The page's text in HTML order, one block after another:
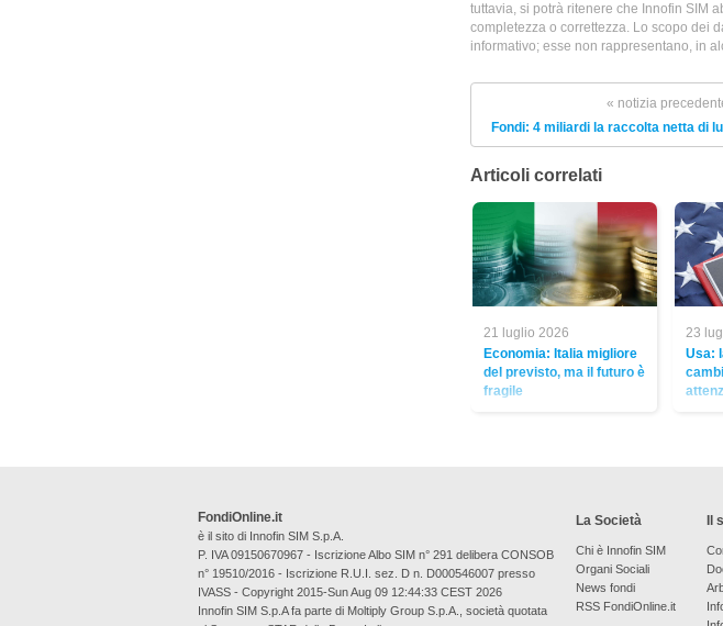
tuttavia, si potrà ritenere che Innofin SIM
completezza o correttezza. Lo scopo dei
informativo; esse non rappresentano, in
« notizia
Fondi: 4 miliardi la raccolta netta di
Articoli correlati
21 luglio 2026
Economia: Italia migliore
del previsto, ma il futuro è
fragile
23
Usa:
La Società
Chi è Innofin SIM
Organi Sociali
News fondi
RSS FondiOnline.it
Il
FondiOnline.it
è il sito di Innofin SIM S.p.A.
P. IVA 09150670967 - Iscrizione Albo SIM n° 291 delibera CONSOB
n° 19510/2016 - Iscrizione R.U.I. sez. D n. D000546007 presso
IVASS - Copyright 2015-Sun Aug 09 12:44:33 CEST 2026
Innofin SIM S.p.A fa parte di Moltiply Group S.p.A., società quotata